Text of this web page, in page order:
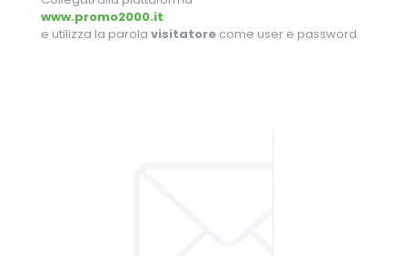
www.promo2000.it
e utilizza la parola visitatore come user e password.